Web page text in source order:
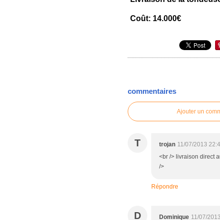
Coût: 14.000€
commentaires
Ajouter un
T trojan 11/07/2013
<br /> livraison direct
/>
Répondre
D Dominique 11/07/